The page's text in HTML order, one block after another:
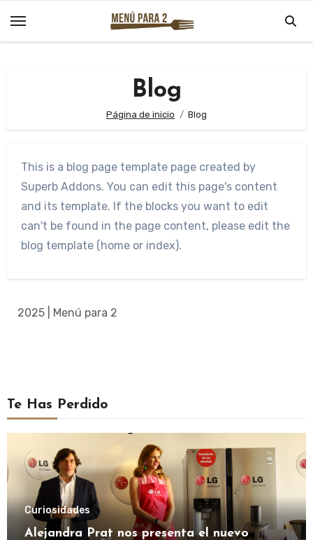
Blog
Página de inicio Blog
This is a blog page template page created by
Superb Addons. You can edit this page's content
and its template. If the blocks you want to edit
can't be found in the page content, please edit the
blog template (home or index).
2025 | Menú para 2
Te Has Perdido
Curiosidades
Alejandra Prat nos presenta el nuevo